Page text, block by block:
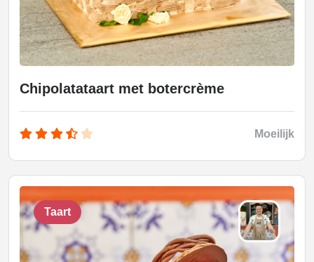
Chipolatataart met botercrème
Moeilijk
Taart